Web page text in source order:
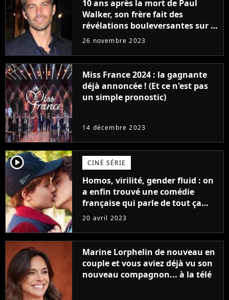
10 ans après la mort de Paul
Walker, son frère fait des
révélations bouleversantes sur la
réaction des acteurs de Fast and
26 novembre 2023
Miss France 2024 : la gagnante
déjà annoncée ! (Et ce n'est pas
un simple pronostic)
14 décembre 2023
player2 CINÉ SÉRIE
Homos, virilité, gender fluid : on
a enfin trouvé une comédie
française qui parle de tout ça
sans être super ringarde
20 avril 2023
Marine Lorphelin de nouveau en
couple et vous aviez déjà vu son
nouveau compagnon... à la télé